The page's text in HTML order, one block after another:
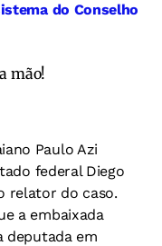
do Conselho
mão!
Paulo Azi
federal Diego
relator do caso.
a embaixada
deputada em